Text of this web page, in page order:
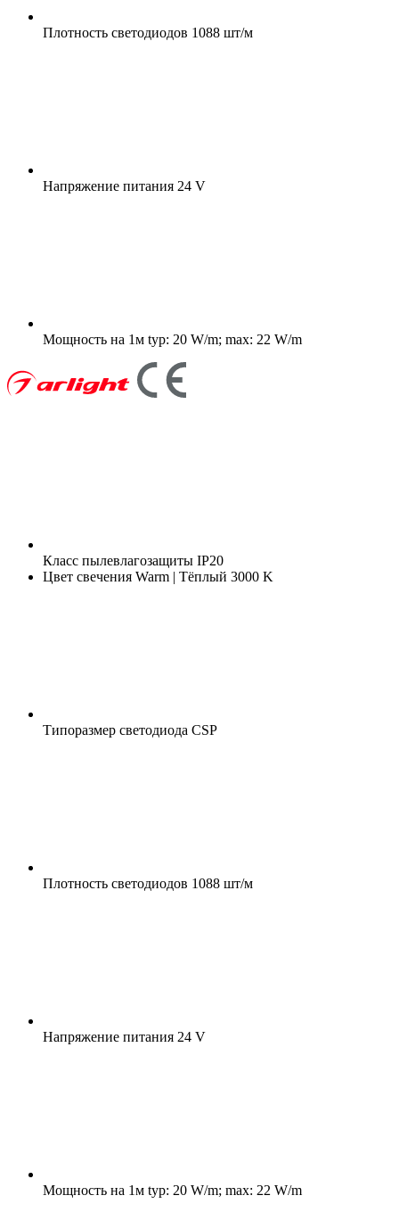
Плотность светодиодов 1088 шт/м
Напряжение питания 24 V
Мощность на 1м typ: 20 W/m; max: 22 W/m
Класс пылевлагозащиты IP20
Цвет свечения Warm | Тёплый 3000 K
Типоразмер светодиода CSP
Плотность светодиодов 1088 шт/м
Напряжение питания 24 V
Мощность на 1м typ: 20 W/m; max: 22 W/m